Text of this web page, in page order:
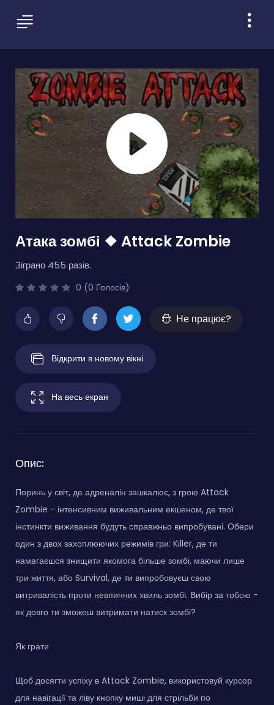
Атака зомбі ❖ Attack Zombie
Зіграно 455 разів.
0 (0 Голосів)
Не працює?
Відкрити в новому вікні
На весь екран
Опис:
Поринь у світ, де адреналін зашкалює, з грою Attack
Zombie - інтенсивним виживальним екшеном, де твої
інстинкти виживання будуть справжньо випробувані. Обери
один з двох захоплюючих режимів гри: Killer, де ти
намагаєшся знищити якомога більше зомбі, маючи лише
три життя, або Survival, де ти випробовуєш свою
витривалість проти невпинних хвиль зомбі. Вибір за тобою -
як довго ти зможеш витримати натиск зомбі?
Як грати
Щоб досягти успіху в Attack Zombie, використовуй курсор
для навігації та ліву кнопку миші для стрільби по